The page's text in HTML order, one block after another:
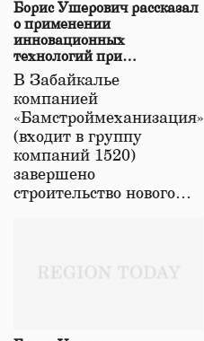
Борис Ушерович рассказал
о применении
инновационных
технологий при
строительстве нового моста
в Забайкалье
В Забайкалье
компанией
«Бамстроймеханизация»
(входит в группу
компаний 1520)
завершено
строительство нового…